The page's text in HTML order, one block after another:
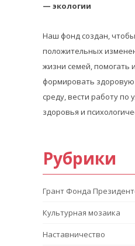
— экологии
Наш фонд создан,
положительных
жизни семей, помогать
формировать
среду, вести работу
здоровья и
Рубрики
Грант Фонда
Культурная мозаика
Наставничество